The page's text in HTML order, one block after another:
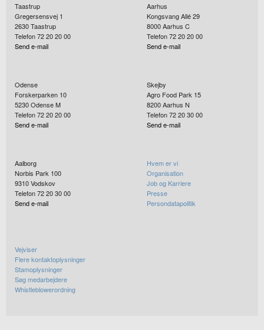
Taastrup
Gregersensvej 1
2630Taastrup
Telefon 72 20 20 00
Send e-mail
Aarhus
Kongsvang Allé 29
8000Aarhus C
Telefon 72 20 20 00
Send e-mail
Odense
Forskerparken 10
5230Odense M
Telefon 72 20 20 00
Send e-mail
Skejby
Agro Food Park 15
8200Aarhus N
Telefon 72 20 30 00
Send e-mail
Aalborg
Norbis Park 100
9310Vodskov
Telefon 72 20 30 00
Send e-mail
Hvem er vi
Organisation
Job og Karriere
Presse
Persondatapolitik
Vejviser
Flere kontaktoplysninger
Stamoplysninger
Søg medarbejdere
Whistleblowerordning